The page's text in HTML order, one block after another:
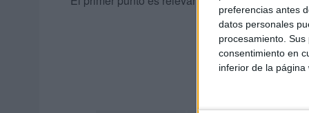
preferencias antes
datos personales
procesamiento.
consentimiento en
inferior de la página